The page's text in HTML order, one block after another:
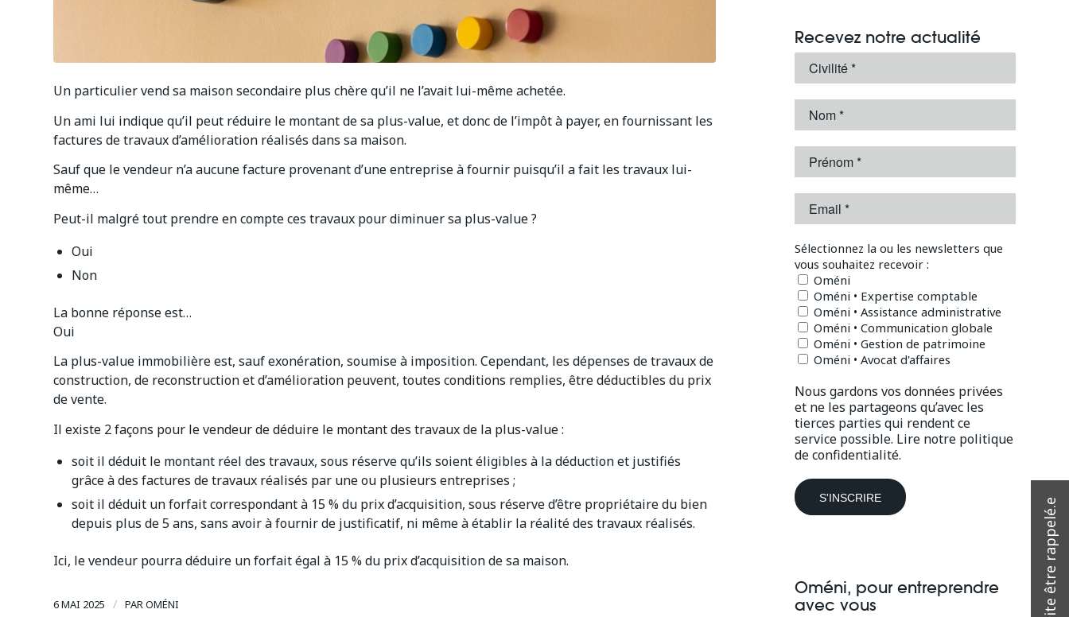
Un particulier vend sa maison secondaire plus chère qu’il ne l’avait lui-même achetée.
Un ami lui indique qu’il peut réduire le montant de sa plus-value, et donc de l’impôt à payer, en fournissant les
factures de travaux d’amélioration réalisés dans sa maison.
Sauf que le vendeur n’a aucune facture provenant d’une entreprise à fournir puisqu’il a fait les travaux lui-
même…
Peut-il malgré tout prendre en compte ces travaux pour diminuer sa plus-value ?
Oui
Non
La bonne réponse est…
Oui
La plus-value immobilière est, sauf exonération, soumise à imposition. Cependant, les dépenses de travaux de
construction, de reconstruction et d’amélioration peuvent, toutes conditions remplies, être déductibles du prix
de vente.
Il existe 2 façons pour le vendeur de déduire le montant des travaux de la plus-value :
soit il déduit le montant réel des travaux, sous réserve qu’ils soient éligibles à la déduction et justifiés
grâce à des factures de travaux réalisés par une ou plusieurs entreprises ;
soit il déduit un forfait correspondant à 15 % du prix d’acquisition, sous réserve d’être propriétaire du bien
depuis plus de 5 ans, sans avoir à fournir de justificatif, ni même à établir la réalité des travaux réalisés.
Ici, le vendeur pourra déduire un forfait égal à 15 % du prix d’acquisition de sa maison.
6 MAI 2025 / PAROMÉNI
Recevez notre actualité
Sélectionnez la ou les newsletters que
vous souhaitez recevoir :
Oméni
Oméni • Expertise comptable
Oméni • Assistance administrative
Oméni • Communication globale
Oméni • Gestion de patrimoine
Oméni • Avocat d'affaires
Nous gardons vos données privées
et ne les partageons qu’avec les
tierces parties qui rendent ce
service possible. Lire notre politique
de confidentialité.
Oméni, pour entreprendre
avec vous